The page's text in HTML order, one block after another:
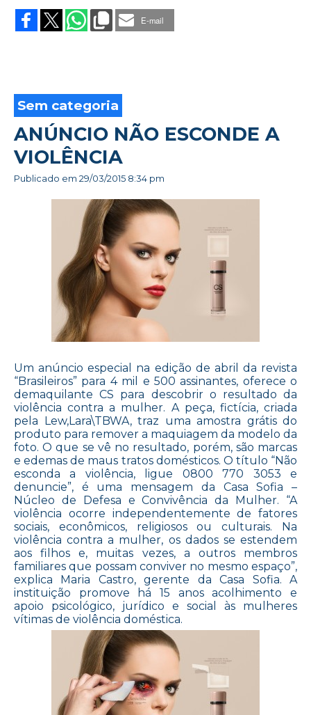
REPETE
PRESIDENTE
E-mail
Sem categoria
ANÚNCIO NÃO ESCONDE A
VIOLÊNCIA
Publicado em 29/03/2015 8:34 pm
Um anúncio especial na edição de abril da revista
“Brasileiros” para 4 mil e 500 assinantes, oferece o
demaquilante CS para descobrir o resultado da
violência contra a mulher. A peça, fictícia, criada
pela Lew,Lara\TBWA, traz uma amostra grátis do
produto para remover a maquiagem da modelo da
foto. O que se vê no resultado, porém, são marcas
e edemas de maus tratos domésticos. O título “Não
esconda a violência, ligue 0800 770 3053 e
denuncie”, é uma mensagem da Casa Sofia –
Núcleo de Defesa e Convivência da Mulher. “A
violência ocorre independentemente de fatores
sociais, econômicos, religiosos ou culturais. Na
violência contra a mulher, os dados se estendem
aos filhos e, muitas vezes, a outros membros
familiares que possam conviver no mesmo espaço”,
explica Maria Castro, gerente da Casa Sofia. A
instituição promove há 15 anos acolhimento e
apoio psicológico, jurídico e social às mulheres
vítimas de violência doméstica.